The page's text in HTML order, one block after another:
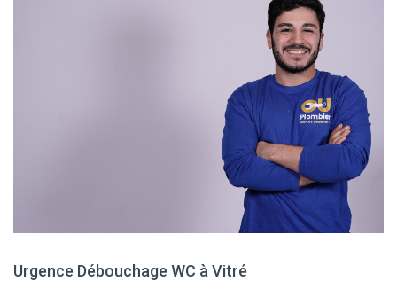
Urgence Débouchage WC à Vitré